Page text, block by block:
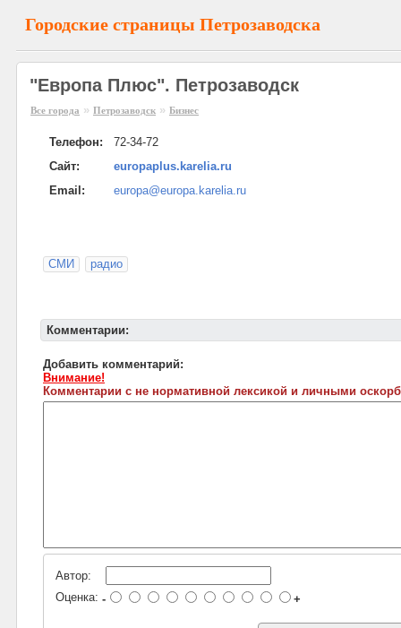
Городские страницы Петрозаводска
"Европа Плюс". Петрозаводск
Все города » Петрозаводск » Бизнес
Телефон:
72-34-72
Сайт:
europaplus.karelia.ru
Email:
europa@europa.karelia.ru
СМИ радио
Комментарии:
Добавить комментарий:
Внимание!
Комментарии с не нормативной лексикой и личными
Автор:
Оценка: - +